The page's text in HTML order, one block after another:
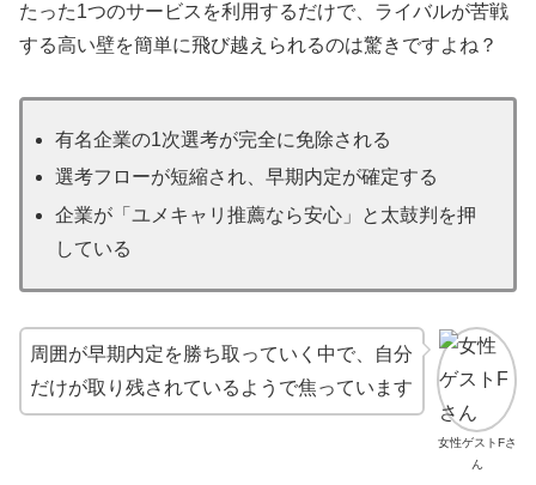
たった1つのサービスを利用するだけで、ライバルが苦戦
する高い壁を簡単に飛び越えられるのは驚きですよね？
有名企業の1次選考が完全に免除される
選考フローが短縮され、早期内定が確定する
企業が「ユメキャリ推薦なら安心」と太鼓判を押
している
女性ゲストFさ
ん
周囲が早期内定を勝ち取っていく中で、自分
だけが取り残されているようで焦っています